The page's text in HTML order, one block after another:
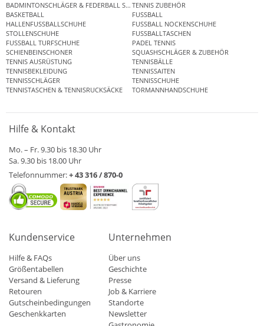
BADMINTONSCHLÄGER & FEDERBALL SETSTENNIS ZUBEHÖR
BASKETBALL
FUSSBALL
HALLENFUSSBALLSCHUHE
FUSSBALL NOCKENSCHUHE
STOLLENSCHUHE
FUSSBALLTASCHEN
FUSSBALL TURFSCHUHE
PADEL TENNIS
SCHIENBEINSCHONER
SQUASHSCHLÄGER & ZUBEHÖR
TENNIS AUSRÜSTUNG
TENNISBÄLLE
TENNISBEKLEIDUNG
TENNISSAITEN
TENNISSCHLÄGER
TENNISSCHUHE
TENNISTASCHEN & TENNISRUCKSÄCKE
TORMANNHANDSCHUHE
Hilfe & Kontakt
Mo. – Fr. 9.30 bis 18.30 Uhr
Sa. 9.30 bis 18.00 Uhr
Telefonnummer:+ 43 316 / 870-0
Kundenservice
Hilfe & FAQs
Größentabellen
Versand & Lieferung
Retouren
Gutscheinbedingungen
Geschenkkarten
Unternehmen
Über uns
Geschichte
Presse
Job & Karriere
Standorte
Newsletter